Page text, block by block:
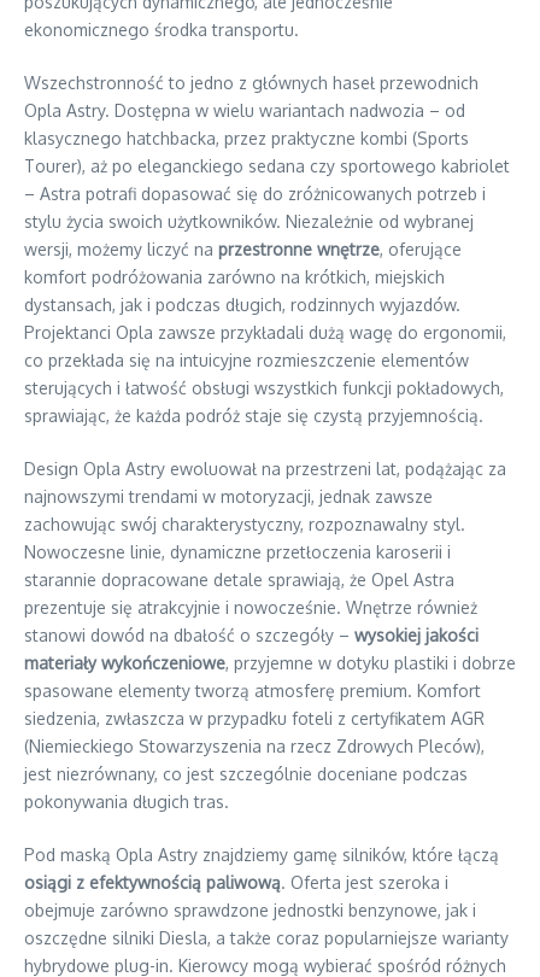
ekonomicznego środka transportu.
Wszechstronność to jedno z głównych haseł przewodnich
Opla Astry. Dostępna w wielu wariantach nadwozia – od
klasycznego hatchbacka, przez praktyczne kombi (Sports
Tourer), aż po eleganckiego sedana czy sportowego kabriolet
– Astra potrafi dopasować się do zróżnicowanych potrzeb i
stylu życia swoich użytkowników. Niezależnie od wybranej
wersji, możemy liczyć na przestronne wnętrze, oferujące
komfort podróżowania zarówno na krótkich, miejskich
dystansach, jak i podczas długich, rodzinnych wyjazdów.
Projektanci Opla zawsze przykładali dużą wagę do ergonomii,
co przekłada się na intuicyjne rozmieszczenie elementów
sterujących i łatwość obsługi wszystkich funkcji pokładowych,
sprawiając, że każda podróż staje się czystą przyjemnością.
Design Opla Astry ewoluował na przestrzeni lat, podążając za
najnowszymi trendami w motoryzacji, jednak zawsze
zachowując swój charakterystyczny, rozpoznawalny styl.
Nowoczesne linie, dynamiczne przetłoczenia karoserii i
starannie dopracowane detale sprawiają, że Opel Astra
prezentuje się atrakcyjnie i nowocześnie. Wnętrze również
stanowi dowód na dbałość o szczegóły – wysokiej jakości
materiały wykończeniowe, przyjemne w dotyku plastiki i dobrze
spasowane elementy tworzą atmosferę premium. Komfort
siedzenia, zwłaszcza w przypadku foteli z certyfikatem AGR
(Niemieckiego Stowarzyszenia na rzecz Zdrowych Pleców),
jest niezrównany, co jest szczególnie doceniane podczas
pokonywania długich tras.
Pod maską Opla Astry znajdziemy gamę silników, które łączą
osiągi z efektywnością paliwową. Oferta jest szeroka i
obejmuje zarówno sprawdzone jednostki benzynowe, jak i
oszczędne silniki Diesla, a także coraz popularniejsze warianty
hybrydowe plug-in. Kierowcy mogą wybierać spośród różnych